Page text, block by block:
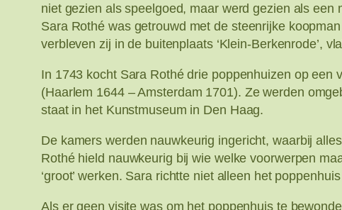
niet gezien als speelgoed, maar werd gezien als
Sara Rothé was getrouwd met de steenrijke
verbleven zij in de buitenplaats ‘Klein-Berkenrode’,
In 1743 kocht Sara Rothé drie poppenhuizen op een
(Haarlem 1644 – Amsterdam 1701). Ze werden
staat in het Kunstmuseum in Den Haag.
De kamers werden nauwkeurig ingericht, waarbij
Rothé hield nauwkeurig bij wie welke voorwerpen
‘groot’ werken. Sara richtte niet alleen het
Als er geen visite was om het poppenhuis te